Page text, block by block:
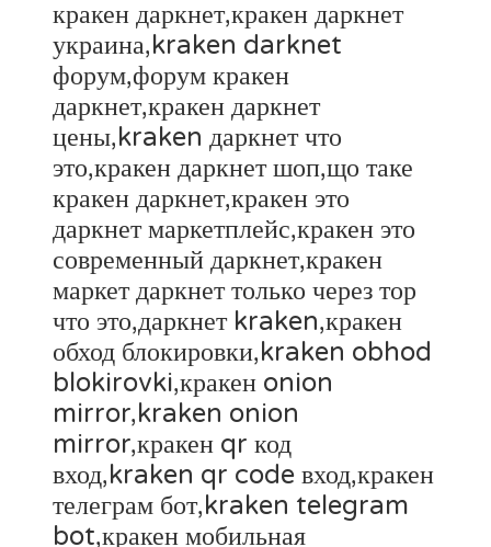
кракен даркнет,кракен даркнет
украина,kraken darknet
форум,форум кракен
даркнет,кракен даркнет
цены,kraken даркнет что
это,кракен даркнет шоп,що таке
кракен даркнет,кракен это
даркнет маркетплейс,кракен это
современный даркнет,кракен
маркет даркнет только через тор
что это,даркнет kraken,кракен
обход блокировки,kraken obhod
blokirovki,кракен onion
mirror,kraken onion
mirror,кракен qr код
вход,kraken qr code вход,кракен
телеграм бот,kraken telegram
bot,кракен мобильная